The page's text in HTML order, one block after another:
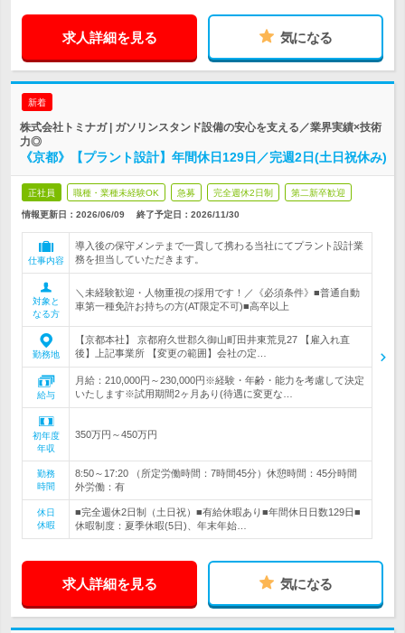
求人詳細を見る 気になる
新着
株式会社トミナガ | ガソリンスタンド設備の安心を支える／業界実績×技術
力◎
《京都》【プラント設計】年間休日129日／完週2日(土日祝休み)
正社員 職種・業種未経験OK 急募 完全週休2日制 第二新卒歓迎
情報更新日：2026/06/09 終了予定日： 2026/11/30
仕事内容
導入後の保守メンテまで一貫して携わる当社にてプラント設計業
務を担当していただきます。
対象と
なる方
＼未経験歓迎・人物重視の採用です！／《必須条件》■普通自動
車第一種免許お持ちの方(AT限定不可)■高卒以上
勤務地
【京都本社】 京都府久世郡久御山町田井東荒見27 【雇入れ直
後】上記事業所 【変更の範囲】会社の定…
給与
月給：210,000円～230,000円※経験・年齢・能力を考慮して決定
いたします※試用期間2ヶ月あり(待遇に変更な…
初年度
年収
350万円～450万円
勤務
時間
8:50～17:20 （所定労働時間：7時間45分）休憩時間：45分時間
外労働：有
休日
休暇
■完全週休2日制（土日祝）■有給休暇あり■年間休日日数129日■
休暇制度：夏季休暇(5日)、年末年始…
求人詳細を見る 気になる